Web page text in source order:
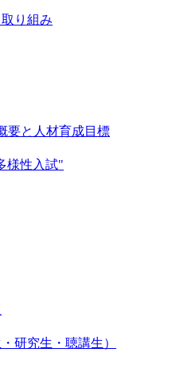
り組み
要と人材育成目標
様性入試"
研究生・聴講生）